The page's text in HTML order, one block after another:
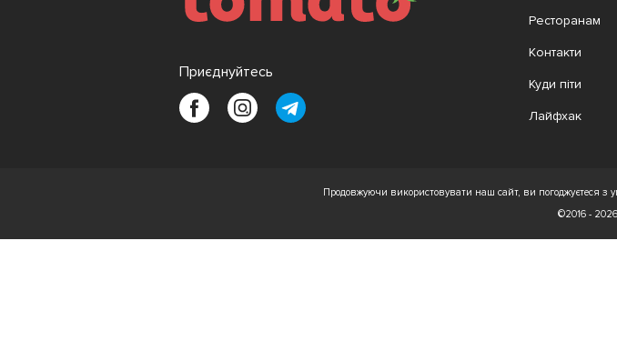
Приєднуйтесь
Ресторанам
Контакти
Куди піти
Лайфхак
Продовжуючи використовувати наш сайт, ви погоджуєтеся з
©2016 -